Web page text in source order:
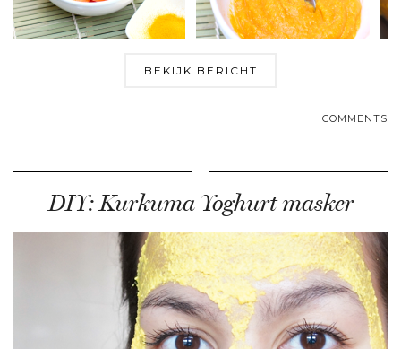
BEKIJK BERICHT
COMMENTS
DIY: Kurkuma Yoghurt masker